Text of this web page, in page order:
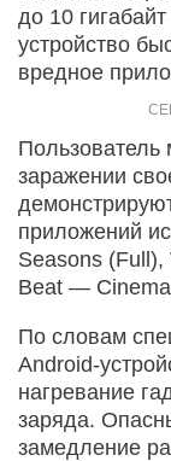
до 10
устройство
вредное
Пользователь
заражении
приложений
Seasons (Full),
Beat —
По словам
Android-
нагревание
заряда.
замедление